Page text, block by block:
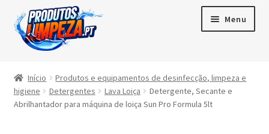
Menu
Produtos
Início
Produtos e equipamentos de desinfecção, limpeza e
higiene
Detergentes Lava Loiça
Detergente, Secante e
Abrilhantador para máquina de loiça Sun Pro Formula 5lt